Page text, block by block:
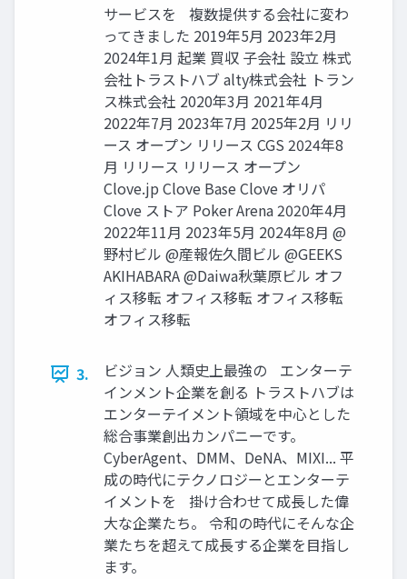
サービスを 複数提供する会社に変わ
ってきました 2019年5月 2023年2月
2024年1月 起業 買収 子会社 設立 株式
会社トラストハブ alty株式会社 トラン
ス株式会社 2020年3月 2021年4月
2022年7月 2023年7月 2025年2月 リリ
ース オープン リリース CGS 2024年8
月 リリース リリース オープン
Clove.jp Clove Base Clove オリパ
Clove ストア Poker Arena 2020年4月
2022年11月 2023年5月 2024年8月 @
野村ビル @産報佐久間ビル @GEEKS
AKIHABARA @Daiwa秋葉原ビル オフ
ィス移転 オフィス移転 オフィス移転
オフィス移転
3.
ビジョン 人類史上最強の エンターテ
インメント企業を創る トラストハブは
エンターテイメント領域を中心とした
総合事業創出カンパニーです。
CyberAgent、DMM、DeNA、MIXI... 平
成の時代にテクノロジーとエンターテ
イメントを 掛け合わせて成長した偉
大な企業たち。 令和の時代にそんな企
業たちを超えて成長する企業を目指し
ます。